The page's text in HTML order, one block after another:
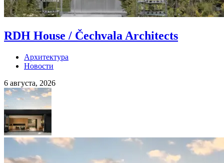
RDH House / Čechvala Architects
Архитектура
Новости
6 августа, 2026